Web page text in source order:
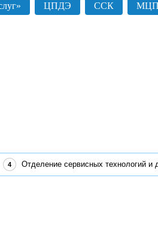
ЦПДЭ ССК
Отделение сервисных технологий и